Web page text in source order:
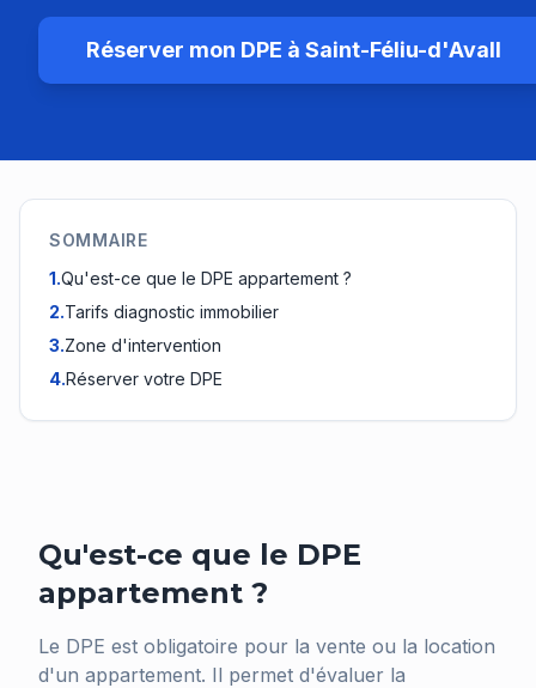
Réserver mon DPE à Saint-Féliu-d'Avall
SOMMAIRE
1.Qu'est-ce que le DPE appartement ?
2.Tarifs diagnostic immobilier
3.Zone d'intervention
4.Réserver votre DPE
Qu'est-ce que le DPE
appartement ?
Le DPE est obligatoire pour la vente ou la location
d'un appartement. Il permet d'évaluer la